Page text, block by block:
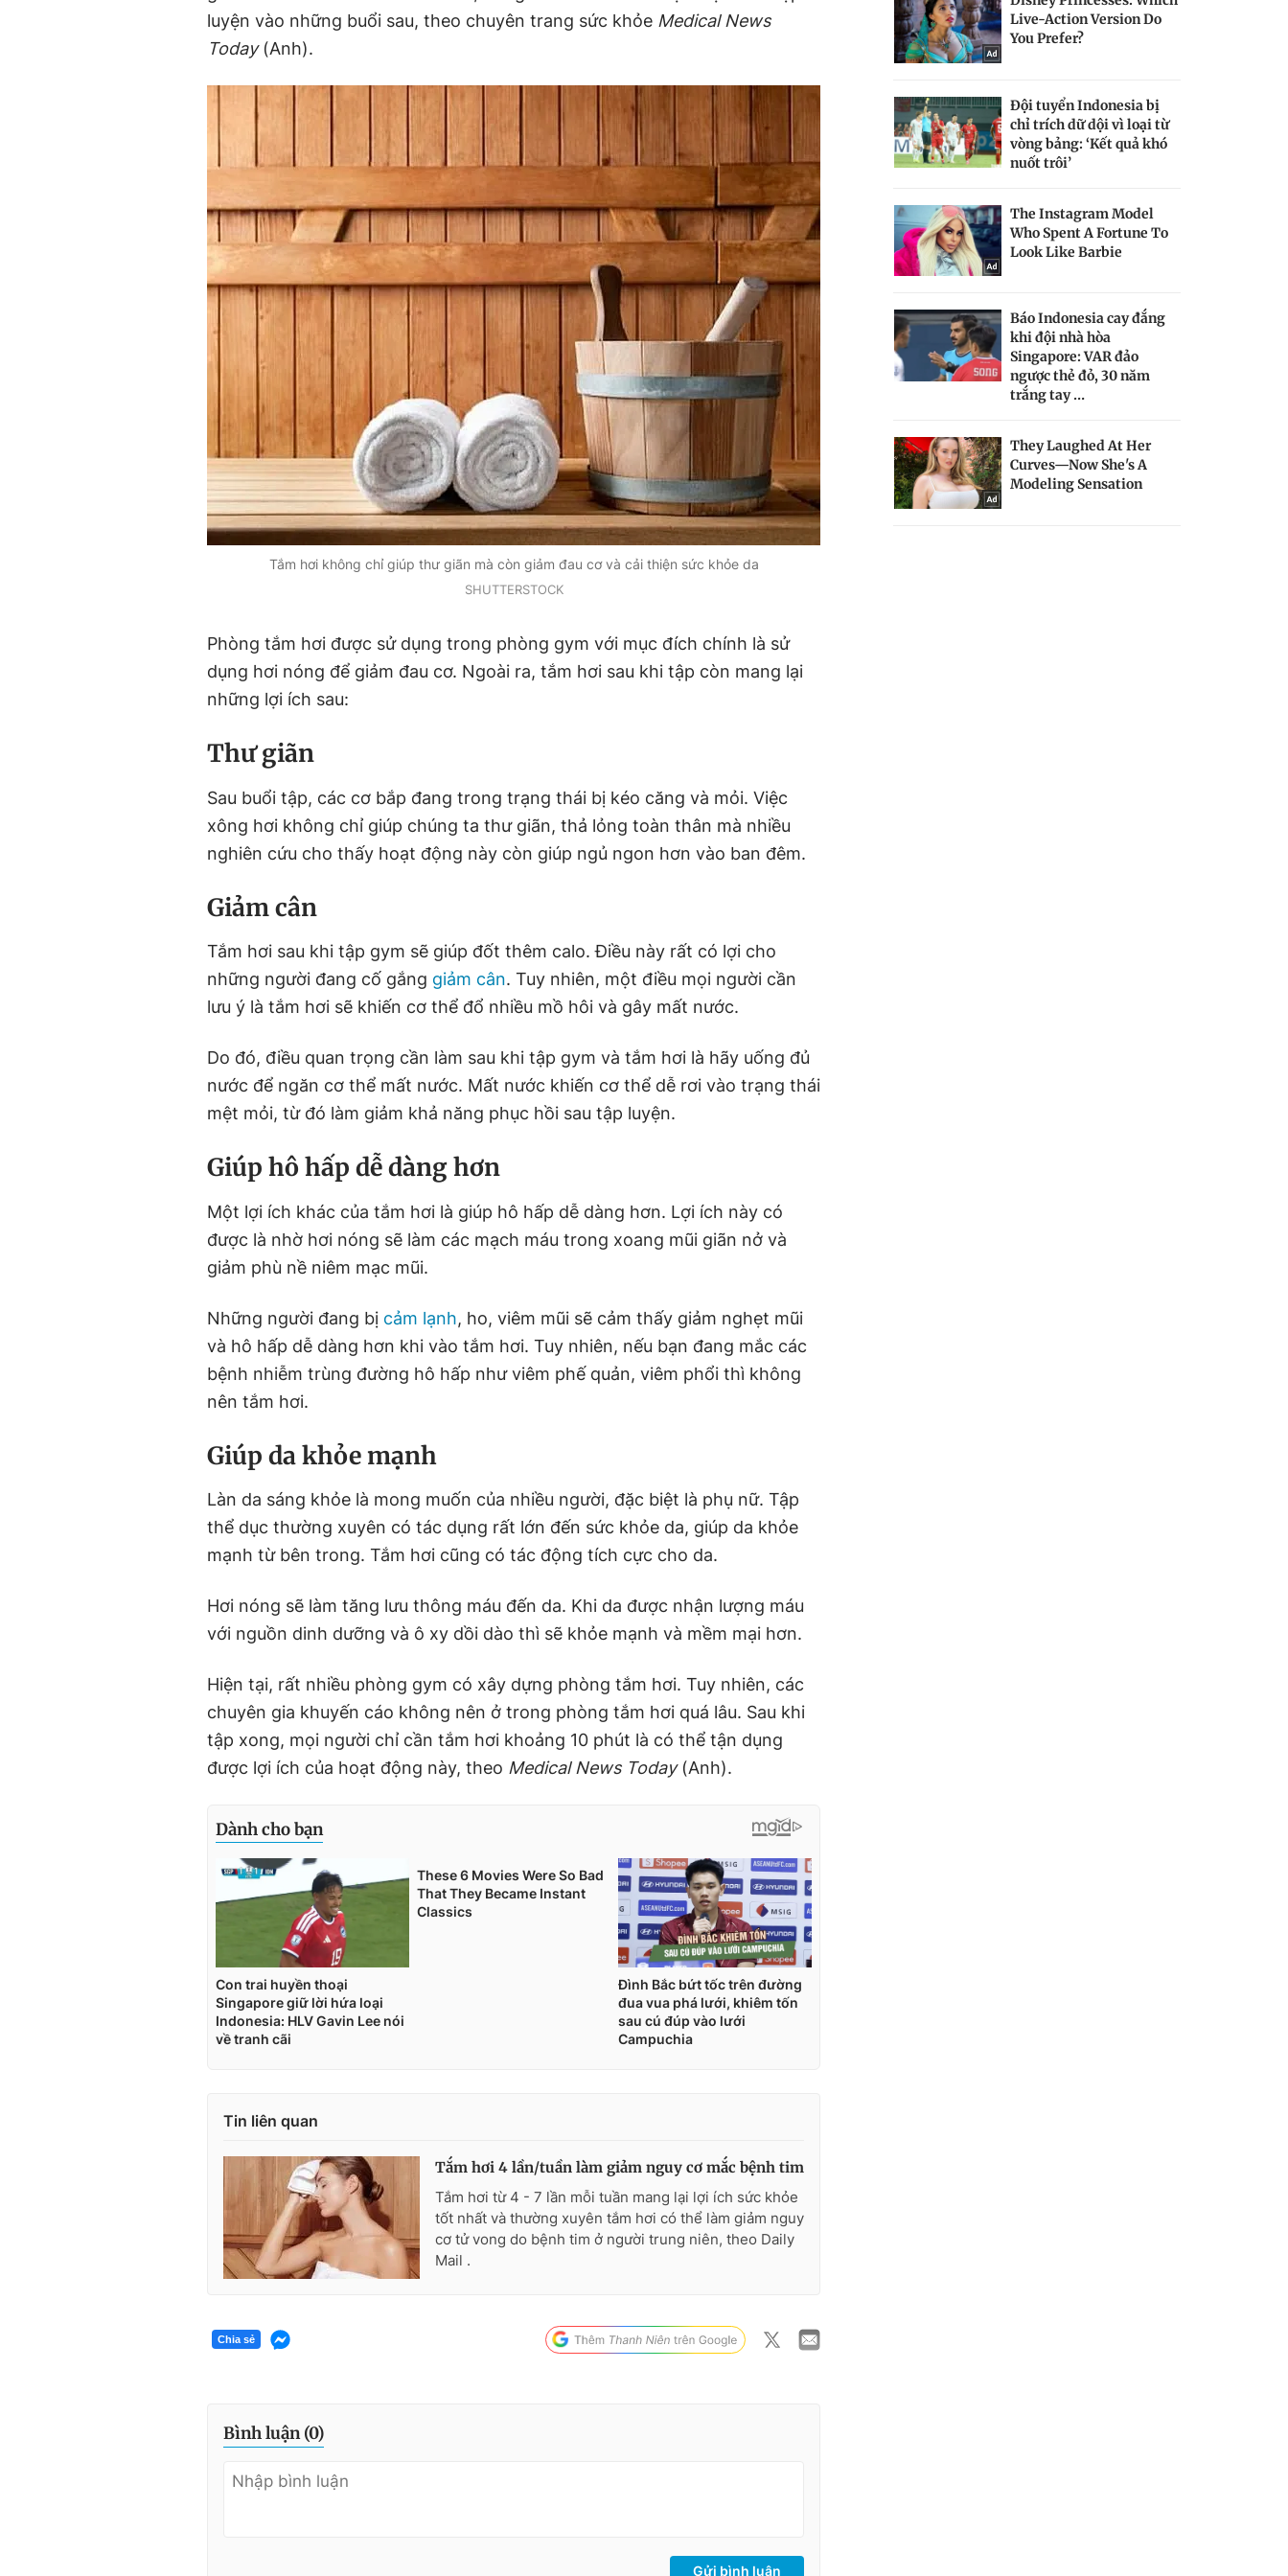
luyện vào những buổi sau, theo chuyên trang sức khỏe Medical News
Today(Anh).
Tắm hơi không chỉ giúp thư giãn mà còn giảm đau cơ và cải thiện sức khỏe da
SHUTTERSTOCK
Phòng tắm hơi được sử dụng trong phòng gym với mục đích chính là sử
dụng hơi nóng để giảm đau cơ. Ngoài ra, tắm hơi sau khi tập còn mang lại
những lợi ích sau:
Thư giãn
Sau buổi tập, các cơ bắp đang trong trạng thái bị kéo căng và mỏi. Việc
xông hơi không chỉ giúp chúng ta thư giãn, thả lỏng toàn thân mà nhiều
nghiên cứu cho thấy hoạt động này còn giúp ngủ ngon hơn vào ban đêm.
Giảm cân
Tắm hơi sau khi tập gym sẽ giúp đốt thêm calo. Điều này rất có lợi cho
những người đang cố gắng giảm cân. Tuy nhiên, một điều mọi người cần
lưu ý là tắm hơi sẽ khiến cơ thể đổ nhiều mồ hôi và gây mất nước.
Do đó, điều quan trọng cần làm sau khi tập gym và tắm hơi là hãy uống đủ
nước để ngăn cơ thể mất nước. Mất nước khiến cơ thể dễ rơi vào trạng thái
mệt mỏi, từ đó làm giảm khả năng phục hồi sau tập luyện.
Giúp hô hấp dễ dàng hơn
Một lợi ích khác của tắm hơi là giúp hô hấp dễ dàng hơn. Lợi ích này có
được là nhờ hơi nóng sẽ làm các mạch máu trong xoang mũi giãn nở và
giảm phù nề niêm mạc mũi.
Những người đang bị cảm lạnh, ho, viêm mũi sẽ cảm thấy giảm nghẹt mũi
và hô hấp dễ dàng hơn khi vào tắm hơi. Tuy nhiên, nếu bạn đang mắc các
bệnh nhiễm trùng đường hô hấp như viêm phế quản, viêm phổi thì không
nên tắm hơi.
Giúp da khỏe mạnh
Làn da sáng khỏe là mong muốn của nhiều người, đặc biệt là phụ nữ. Tập
thể dục thường xuyên có tác dụng rất lớn đến sức khỏe da, giúp da khỏe
mạnh từ bên trong. Tắm hơi cũng có tác động tích cực cho da.
Hơi nóng sẽ làm tăng lưu thông máu đến da. Khi da được nhận lượng máu
với nguồn dinh dưỡng và ô xy dồi dào thì sẽ khỏe mạnh và mềm mại hơn.
Hiện tại, rất nhiều phòng gym có xây dựng phòng tắm hơi. Tuy nhiên, các
chuyên gia khuyến cáo không nên ở trong phòng tắm hơi quá lâu. Sau khi
tập xong, mọi người chỉ cần tắm hơi khoảng 10 phút là có thể tận dụng
được lợi ích của hoạt động này, theo Medical News Today(Anh).
Tin liên quan
Tắm hơi 4 lần/tuần làm giảm nguy cơ mắc bệnh tim
Tắm hơi từ 4 - 7 lần mỗi tuần mang lại lợi ích sức khỏe
tốt nhất và thường xuyên tắm hơi có thể làm giảm nguy
cơ tử vong do bệnh tim ở người trung niên, theo Daily
Mail .
Chia sẻ
Bình luận (0)
Gửi bình luận